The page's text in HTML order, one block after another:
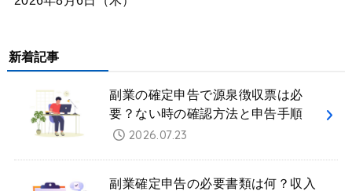
新着記事
副業の確定申告で源泉徴収票は必
要？ない時の確認方法と申告手順
2026.07.23
副業確定申告の必要書類は何？収入